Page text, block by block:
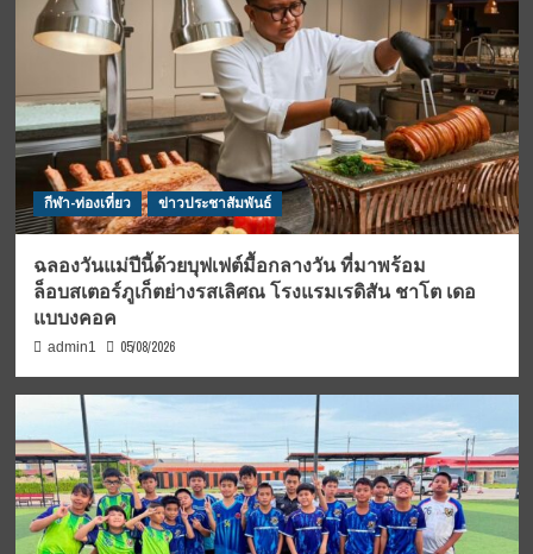
กีฬา-ท่องเที่ยว ข่าวประชาสัมพันธ์
ฉลองวันแม่ปีนี้ด้วยบุฟเฟต์มื้อกลางวัน ที่มาพร้อม
ล็อบสเตอร์ภูเก็ตย่างรสเลิศณ โรงแรมเรดิสัน ชาโต เดอ
แบบงคอค
admin1 05/08/2026